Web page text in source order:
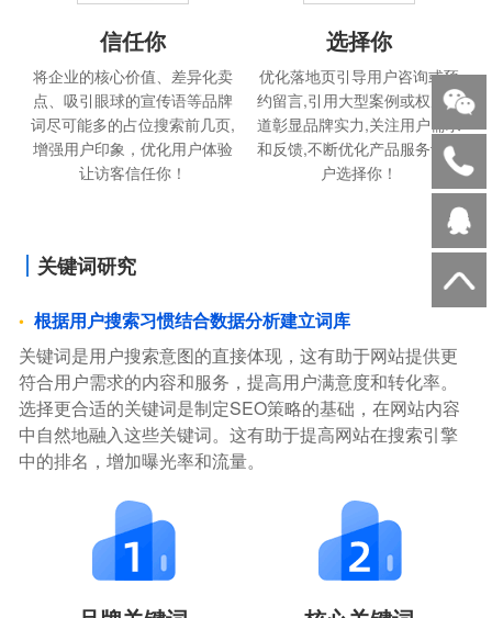
信任你
将企业的核心价值、差异化卖
点、吸引眼球的宣传语等品牌
词尽可能多的占位搜索前几页,
增强用户印象，优化用户体验
让访客信任你！
选择你
优化落地页引导用户咨询或预
约留言,引用大型案例或权威报
道彰显品牌实力,关注用户需求
和反馈,不断优化产品服务让用
户选择你！
关键词研究
根据用户搜索习惯结合数据分析建立词库
关键词是用户搜索意图的直接体现，这有助于网站提供更
符合用户需求的内容和服务，提高用户满意度和转化率。
选择更合适的关键词是制定SEO策略的基础，在网站内容
中自然地融入这些关键词。这有助于提高网站在搜索引擎
中的排名，增加曝光率和流量。